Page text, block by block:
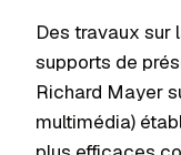
Des travaux sur
supports de
Richard Mayer
multimédia)